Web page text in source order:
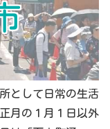
として日常の生活
月の１月１日以外